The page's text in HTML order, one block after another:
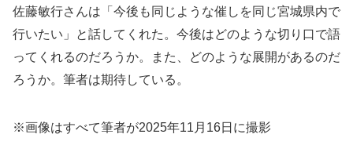
佐藤敏行さんは「今後も同じような催しを同じ宮城県内で
行いたい」と話してくれた。今後はどのような切り口で語
ってくれるのだろうか。また、どのような展開があるのだ
ろうか。筆者は期待している。
※画像はすべて筆者が2025年11月16日に撮影